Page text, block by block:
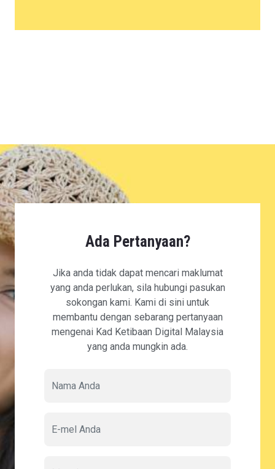
Ada Pertanyaan?
Jika anda tidak dapat mencari maklumat
yang anda perlukan, sila hubungi pasukan
sokongan kami. Kami di sini untuk
membantu dengan sebarang pertanyaan
mengenai Kad Ketibaan Digital Malaysia
yang anda mungkin ada.